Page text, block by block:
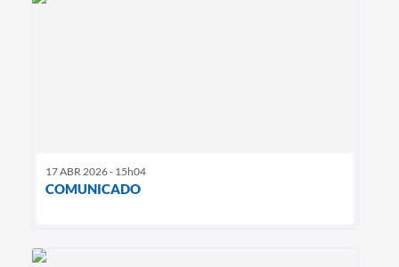
17 ABR 2026 - 15h04
COMUNICADO